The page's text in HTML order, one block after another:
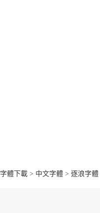
字體下載 > 中文字體 > 逐浪字體